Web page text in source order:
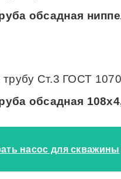
обсадная
Ст.3 ГОСТ
обсадная
насос для скважины